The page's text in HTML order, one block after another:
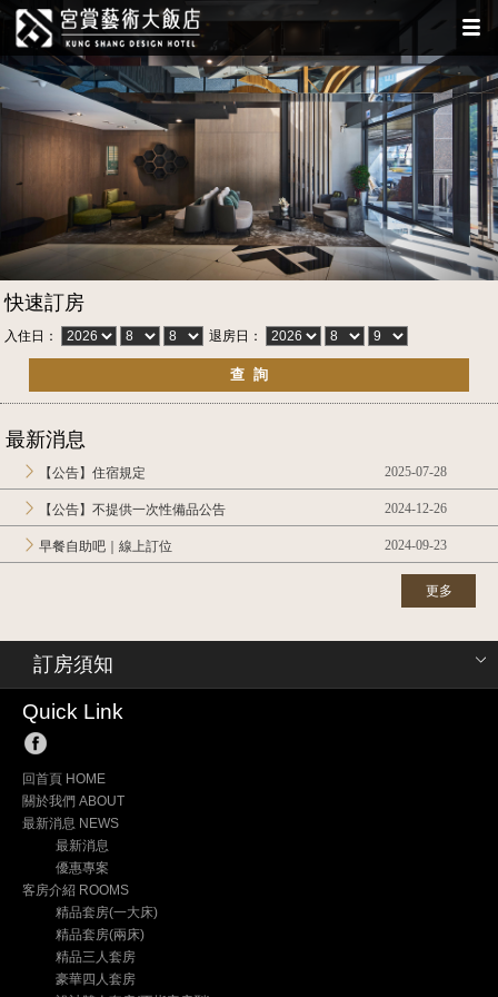
快速訂房
入住日： 退房日：
最新消息
【公告】住宿規定 2025-07-28
【公告】不提供一次性備品公告 2024-12-26
早餐自助吧｜線上訂位 2024-09-23
更多
訂房須知
Quick Link
回首頁 HOME
關於我們 ABOUT
最新消息 NEWS
最新消息
優惠專案
客房介紹 ROOMS
精品套房(一大床)
精品套房(兩床)
精品三人套房
豪華四人套房